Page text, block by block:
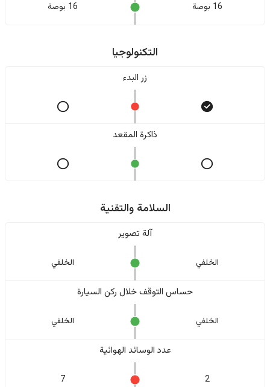
16 بوصة 16 بوصة
التكنولوجيا
زر البدء
ذاكرة المقعد
السلامة والتقنية
آلة تصوير
الخلفي الخلفي
حساس التوقف خلال ركن السيارة
الخلفي الخلفي
عدد الوسائد الهوائية
2
7